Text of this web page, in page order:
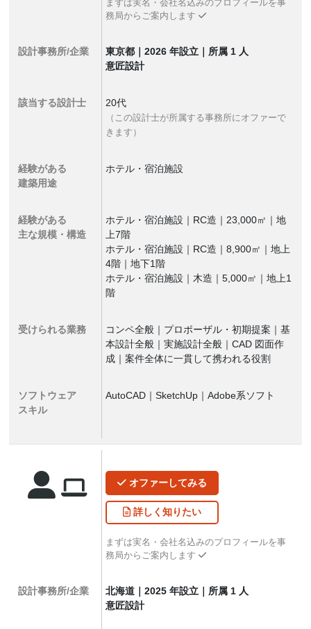
まずは実名・会社名込みのプロフィールを事
務局からご案内します
設計事務所/企業
東京都｜2026 年設立｜所属 1 人
意匠設計
該当する設計士 20代
（この設計士が所属する事務所にオファーで
きます）
経験がある
建築用途
ホテル・宿泊施設
経験がある
主な規模・構造
ホテル・宿泊施設｜RC造｜23,000㎡｜地
上7階
ホテル・宿泊施設｜RC造｜8,900㎡｜地上
4階｜地下1階
ホテル・宿泊施設｜木造｜5,000㎡｜地上1
階
受けられる業務
コンペ全般｜プロポーザル・初期提案｜基
本設計全般｜実施設計全般｜CAD 図面作
成｜案件全体に一貫して携われる役割
ソフトウェア
スキル
AutoCAD｜SketchUp｜Adobe系ソフト
オファーしてみる
詳しく知りたい
まずは実名・会社名込みのプロフィールを事
務局からご案内します
設計事務所/企業
北海道｜2025 年設立｜所属 1 人
意匠設計